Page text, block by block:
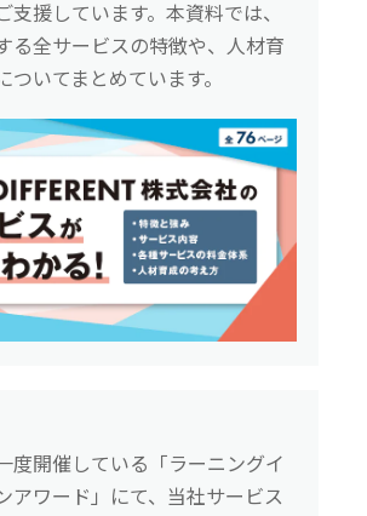
支援しています。本資料では、
る全サービスの特徴や、人材育
ついてまとめています。
度開催している「ラーニングイ
アワード」にて、当社サービス